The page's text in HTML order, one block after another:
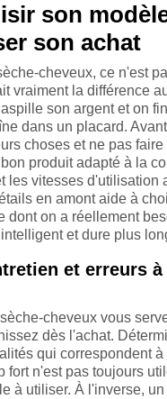
son
son achat
cheveux, ce n'est
vraiment la différence
son argent et on
dans un placard.
choses et ne pas
produit adapté à la
les vitesses d'utilisation
en amont aide à
dont on a réellement
et dure plus
et erreurs
cheveux vous
dès l'achat.
qui correspondent à
fort n'est pas toujours
à utiliser. À l'inverse,